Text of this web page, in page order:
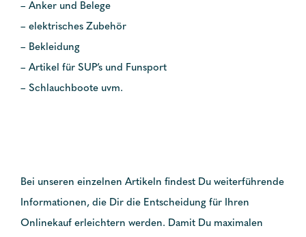
– Anker und Belege
– elektrisches Zubehör
– Bekleidung
– Artikel für SUP’s und Funsport
– Schlauchboote uvm.
Bei unseren einzelnen Artikeln findest Du weiterführende
Informationen, die Dir die Entscheidung für Ihren
Onlinekauf erleichtern werden. Damit Du maximalen